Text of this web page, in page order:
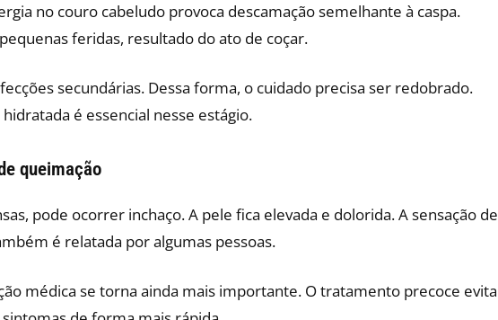
no couro cabeludo provoca descamação semelhante à caspa.
feridas, resultado do ato de coçar.
secundárias. Dessa forma, o cuidado precisa ser redobrado.
é essencial nesse estágio.
queimação
pode ocorrer inchaço. A pele fica elevada e dolorida. A sensação de
é relatada por algumas pessoas.
médica se torna ainda mais importante. O tratamento precoce evita